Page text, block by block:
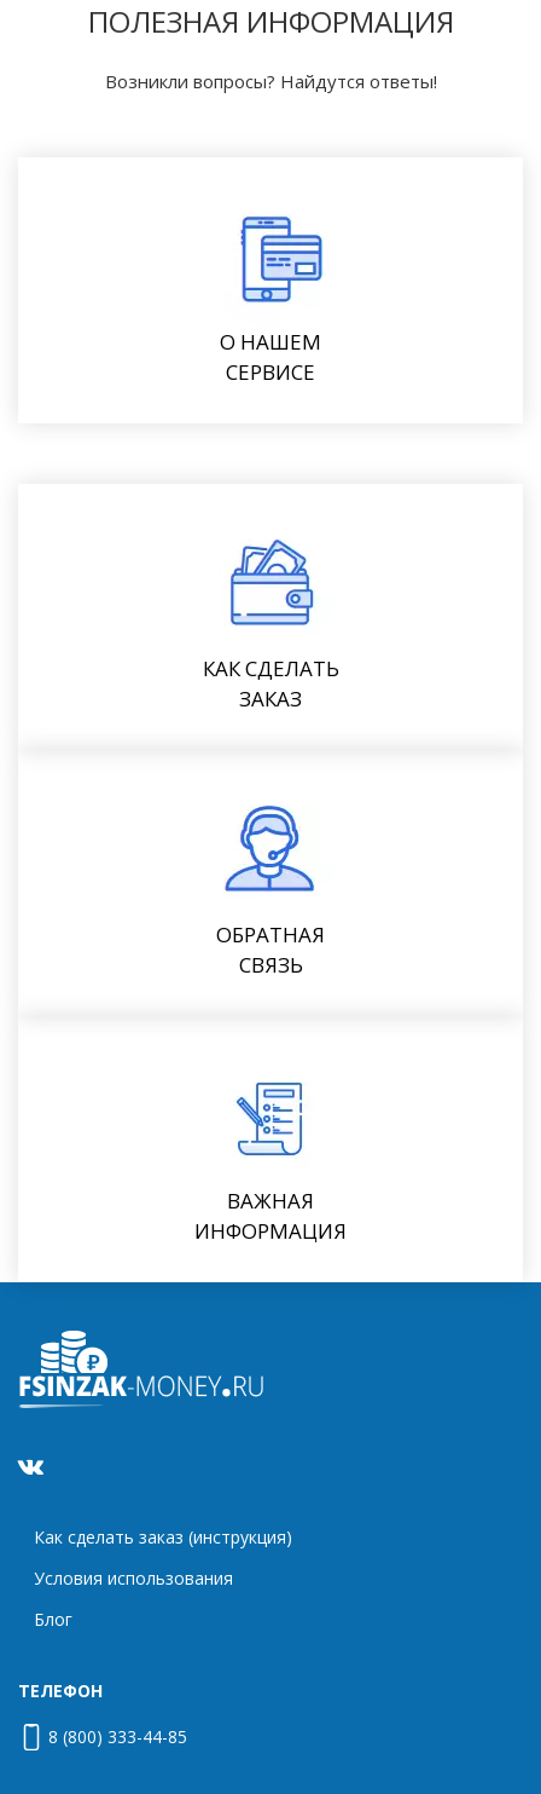
ПОЛЕЗНАЯ ИНФОРМАЦИЯ
Возникли вопросы? Найдутся ответы!
О НАШЕМ
СЕРВИСЕ
КАК СДЕЛАТЬ
ЗАКАЗ
ОБРАТНАЯ
СВЯЗЬ
ВАЖНАЯ
ИНФОРМАЦИЯ
Как сделать заказ (инструкция)
Условия использования
Блог
ТЕЛЕФОН
8 (800) 333-44-85